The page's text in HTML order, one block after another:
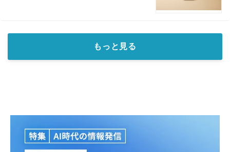
もっと見る